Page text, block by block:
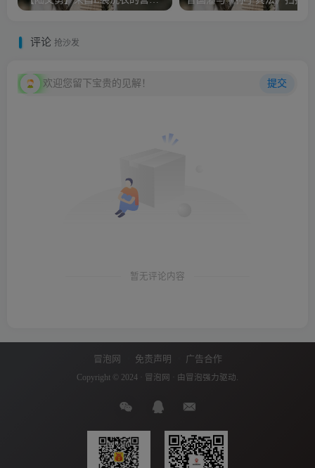
评论 抢沙发
欢迎您留下宝贵的见解！ 提交
暂无评论内容
冒泡网 免责声明 广告合作
Copyright © 2024 · 冒泡网 · 由 冒泡 强力驱动.